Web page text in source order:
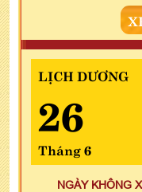
LỊCH DƯƠNG
26
Tháng 6
NGÀY KHÔNG